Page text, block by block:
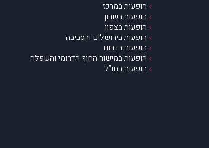
הופעות במרכז
הופעות בשרון
הופעות בצפון
הופעות בירושלים והסביבה
הופעות בדרום
הופעות במישור החוף הדרומי והשפלה
הופעות בחו”ל